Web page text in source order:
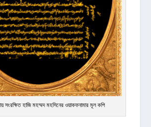
সংরক্ষিত হাজি মহম্মদ মহসিনের ওয়াকফনামার মূল কপি